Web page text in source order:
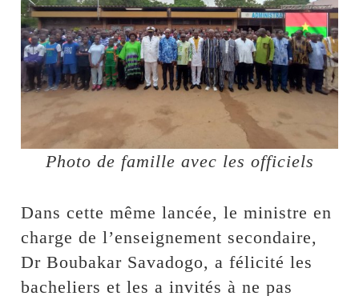
Photo de famille avec les officiels
Dans cette même lancée, le ministre en
charge de l’enseignement secondaire,
Dr Boubakar Savadogo, a félicité les
bacheliers et les a invités à ne pas